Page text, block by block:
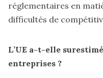
réglementaires en
difficultés de
L’UE a-t-elle
entreprises ?